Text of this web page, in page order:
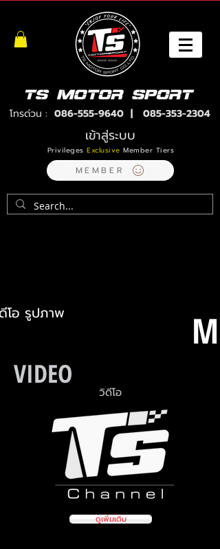
โทรด่วน : 086-555-9640| 085-353-2304
เข้าสู่ระบบ
PrivilegesExclusive Member Tiers
MEMBER
โอ รูปภาพ
VIDEO
วิดีโอ
ดูเพิ่มเติม